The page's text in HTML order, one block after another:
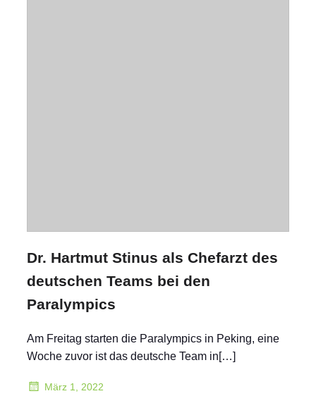
Dr. Hartmut Stinus als Chefarzt des
deutschen Teams bei den
Paralympics
Am Freitag starten die Paralympics in Peking, eine
Woche zuvor ist das deutsche Team in[…]
März 1, 2022